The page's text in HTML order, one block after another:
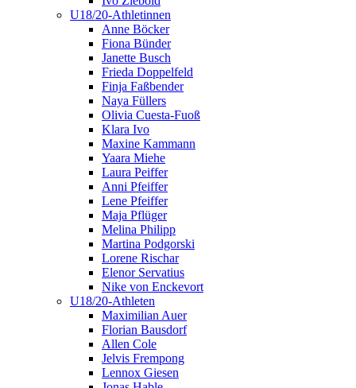
U18/20-Athletinnen
Anne Böcker
Fiona Bünder
Janette Busch
Frieda Doppelfeld
Finja Faßbender
Naya Füllers
Olivia Cuesta-Fuoß
Klara Ivo
Maxine Kammann
Yaara Miehe
Laura Peiffer
Anni Pfeiffer
Lene Pfeiffer
Maja Pflüger
Melina Philipp
Martina Podgorski
Lorene Rischar
Elenor Servatius
Nike von Enckevort
U18/20-Athleten
Maximilian Auer
Florian Bausdorf
Allen Cole
Jelvis Frempong
Lennox Giesen